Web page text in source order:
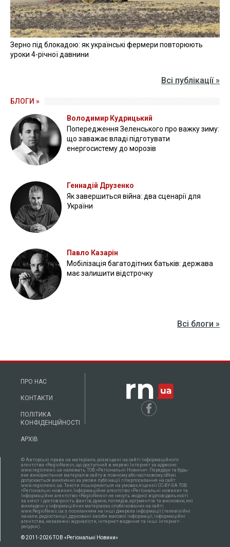
Зерно під блокадою: як українські фермери повторюють
уроки 4-річної давнини
Всі публікації »
БЛОГИ »
Володимир Кудрицький
Попередження Зеленського про важку зиму:
що заважає владі підготувати
енергосистему до морозів
Геннадій Друзенко
Як завершиться війна: два сценарії для
України
Павло Казарін
Мобілізація багатодітних батьків: держава
має залишити відстрочку
Всі блоги »
ПРО НАС
КОНТАКТИ
ПОЛІТИКА
КОНФІДЕНЦІЙНОСТІ
АРХІВ
© Авторські права на матеріали, розміщені на сайті Інформаційного
агентства «RegioNews», що доступний в мережі Інтернет за адресою:
www.regionews.ua належать ТОВ «Регіональні Новини». Передрук та будь-
яке використання матеріалів сайту в повному або частковому об'ємі
допускається виключно за умови публікації гіперпосилання на сайт
www.regionews.ua. Тексти поширюються нa умовах ліцензії CC-BY-SA ТОВ
«Регіональні новини», Інформаційне агентство «Регіональні новини» та
Інформаційне агентство «RegioNews» не несуть жодної відповідальності
за зміст і достовірність фактів, думок, поглядів, аргументів та висновки, які
викладені у інформаційних матеріалах, опублікованих на сайті
www.RegioNews.ua з посиланням на інші джерела інформації (телевізійні
канали, радіостанції, друковані засоби масової інформації, інформаційні
агентства, незалежні журналісти, інтернет-видання та інші інтернет-
ресурси).
© 2011-2026 ТОВ «Регіональні Новини»